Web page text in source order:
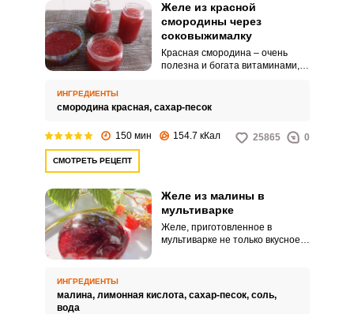
Желе из красной
смородины через
соковыжималку
Красная смородина – очень
полезна и богата витаминами,
и красивого желе, которой
подать с мороженным,
блинчиками или просто
сократит время приготовления и
ИНГРЕДИЕНТЫ
смородина красная, сахар-песок
150 мин 154.7 кКал 25865 0
СМОТРЕТЬ РЕЦЕПТ
Желе из малины в
мультиварке
Желе, приготовленное в
мультиварке не только вкусное,
увеличим количество сахара и
добавим лимонную кислоту для
ИНГРЕДИЕНТЫ
малина, лимонная кислота, сахар-песок, соль,
вода